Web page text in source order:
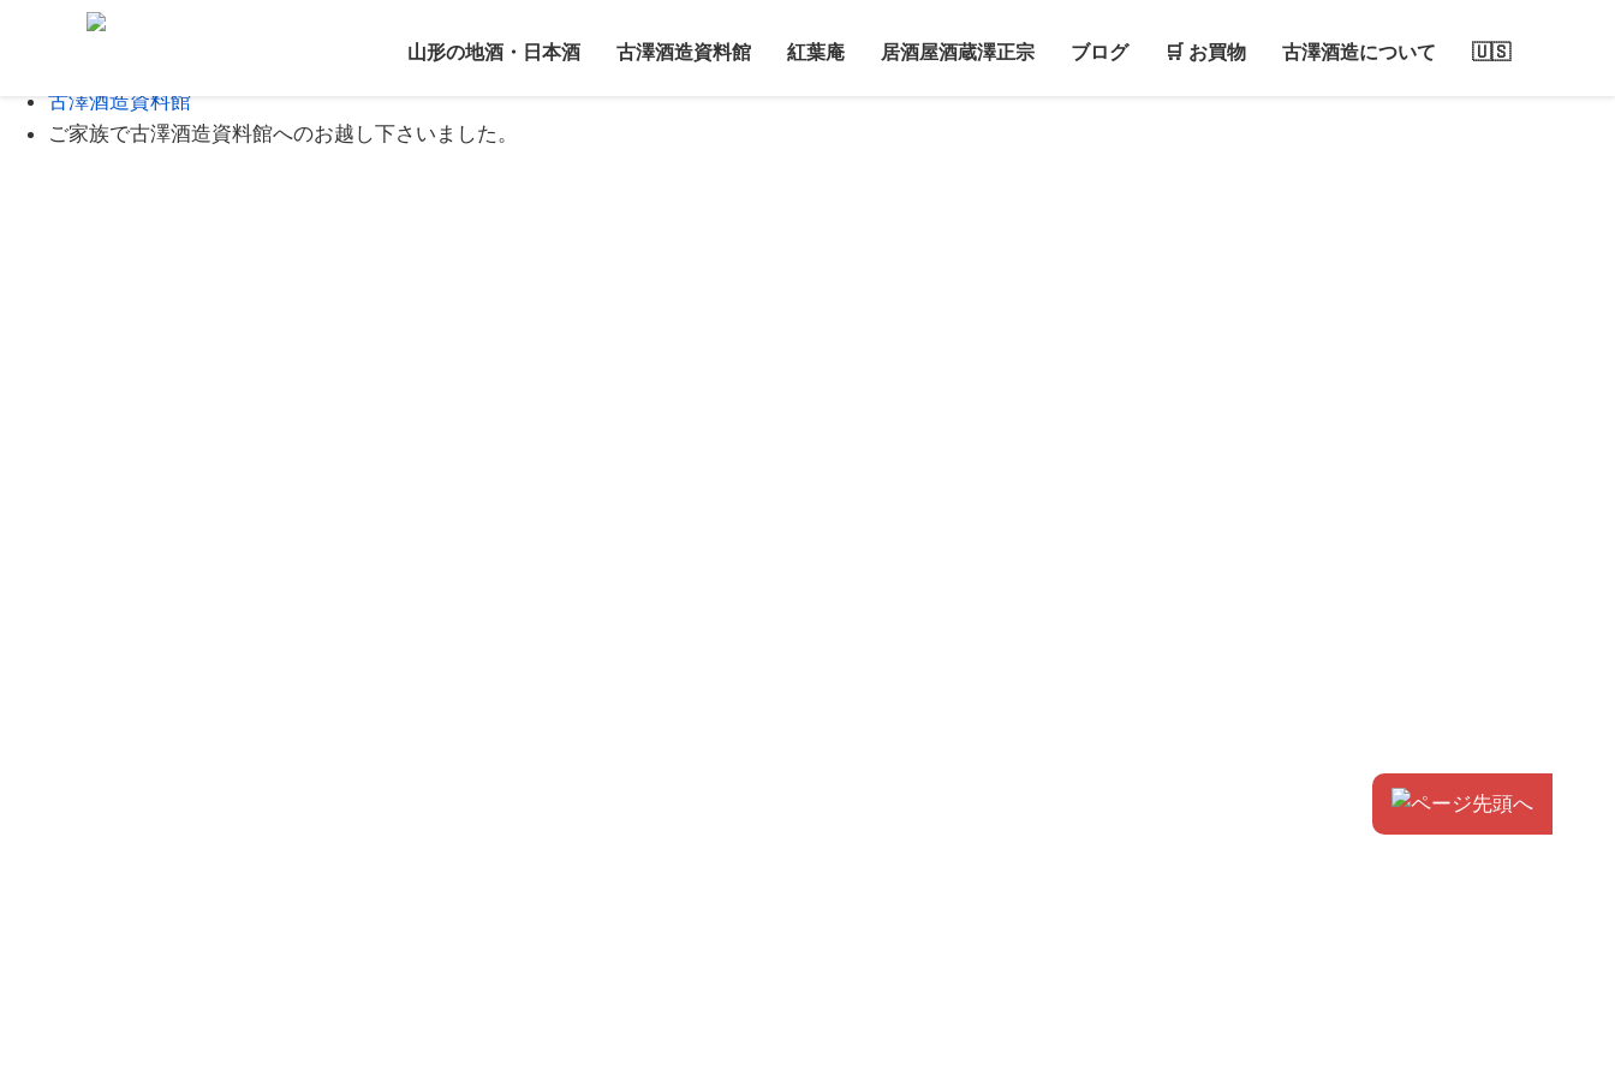
山形の地酒・日本酒 古澤酒造資料館 紅葉庵 居酒屋酒蔵澤正宗 ブログ 🛒 お買物 古澤酒造について 🇺🇸
Home
古澤酒造資料館
ご家族で古澤酒造資料館へのお越し下さいました。